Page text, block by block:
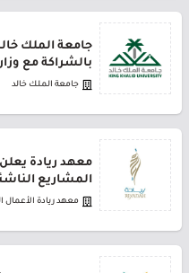
جامعة الملك
بالشراكة مع
جامعة الملك خالد
معهد ريادة يعلن
المشاريع
معهد ريادة الأعمال